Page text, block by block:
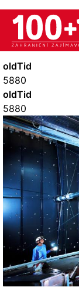
Přejít
hlavnímu
obsahu
oldTid
5880
oldTid
5880
Image